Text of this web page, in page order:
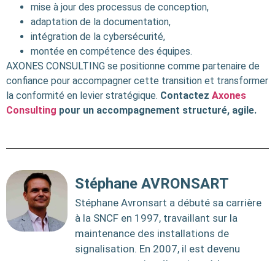
mise à jour des processus de conception,
adaptation de la documentation,
intégration de la cybersécurité,
montée en compétence des équipes.
AXONES CONSULTING se positionne comme partenaire de
confiance pour accompagner cette transition et transformer
la conformité en levier stratégique. Contactez Axones
Consulting pour un accompagnement structuré, agile.
Stéphane AVRONSART
Stéphane Avronsart a débuté sa carrière
à la SNCF en 1997, travaillant sur la
maintenance des installations de
signalisation. En 2007, il est devenu